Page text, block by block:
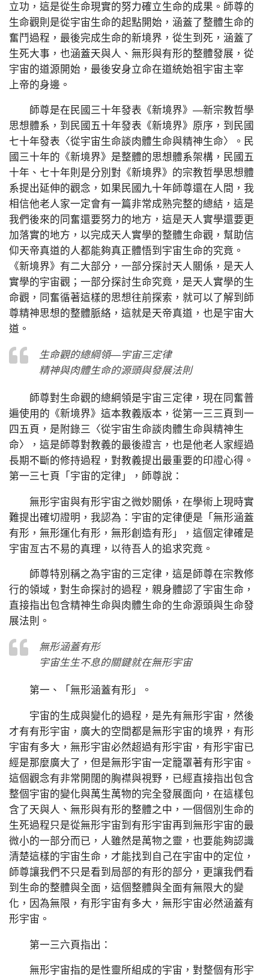
立功，這是從生命現實的努力確立生命的成果。師尊的
生命觀則是從宇宙生命的起點開始，涵蓋了整體生命的
奮鬥過程，最後完成生命的新境界，從生到死，涵蓋了
生死大事，也涵蓋天與人、無形與有形的整體發展，從
宇宙的道源開始，最後安身立命在道統始祖宇宙主宰
上帝的身邊。
師尊是在民國三十年發表《新境界》—新宗教哲學
思想體系，到民國五十年發表《新境界》原序，到民國
七十年發表〈從宇宙生命談肉體生命與精神生命〉。民
國三十年的《新境界》是整體的思想體系架構，民國五
十年、七十年則是分別對《新境界》的宗教哲學思想體
系提出延伸的觀念，如果民國九十年師尊還在人間，我
相信他老人家一定會有一篇非常成熟完整的總結，這是
我們後來的同奮還要努力的地方，這是天人實學還要更
加落實的地方，以完成天人實學的整體生命觀，幫助信
仰天帝真道的人都能夠真正體悟到宇宙生命的究竟。
《新境界》有二大部分，一部分探討天人關係，是天人
實學的宇宙觀；一部分探討生命究竟，是天人實學的生
命觀，同奮循著這樣的思想往前探索，就可以了解到師
尊精神思想的整體脈絡，這就是天帝真道，也是宇宙大
道。
生命觀的總綱領—宇宙三定律
精神與肉體生命的源頭與發展法則
師尊對生命觀的總綱領是宇宙三定律，現在同奮普
遍使用的《新境界》這本教義版本，從第一三三頁到一
四五頁，是附錄三〈從宇宙生命談肉體生命與精神生
命〉，這是師尊對教義的最後證言，也是他老人家經過
長期不斷的修持過程，對教義提出最重要的印證心得。
第一三七頁「宇宙的定律」，師尊說：
無形宇宙與有形宇宙之微妙關係，在學術上現時實
難提出確切證明，我認為：宇宙的定律便是「無形涵蓋
有形，無形運化有形，無形創造有形」，這個定律確是
宇宙亙古不易的真理，以待吾人的追求究竟。
師尊特別稱之為宇宙的三定律，這是師尊在宗教修
行的領域，對生命探討的過程，親身體認了宇宙生命，
直接指出包含精神生命與肉體生命的生命源頭與生命發
展法則。
無形涵蓋有形
宇宙生生不息的關鍵就在無形宇宙
第一、「無形涵蓋有形」。
宇宙的生成與變化的過程，是先有無形宇宙，然後
才有有形宇宙，廣大的空間都是無形宇宙的境界，有形
宇宙有多大，無形宇宙必然超過有形宇宙，有形宇宙已
經是那麼廣大了，但是無形宇宙一定籠罩著有形宇宙。
這個觀念有非常開闊的胸襟與視野，已經直接指出包含
整個宇宙的變化與萬生萬物的完全發展面向，在這樣包
含了天與人、無形與有形的整體之中，一個個別生命的
生死過程只是從無形宇宙到有形宇宙再到無形宇宙的最
微小的一部分而已，人雖然是萬物之靈，也要能夠認識
清楚這樣的宇宙生命，才能找到自己在宇宙中的定位，
師尊讓我們不只是看到局部的有形的部分，更讓我們看
到生命的整體與全面，這個整體與全面有無限大的變
化，因為無限，有形宇宙有多大，無形宇宙必然涵蓋有
形宇宙。
第一三六頁指出：
無形宇宙指的是性靈所組成的宇宙，對整個有形宇